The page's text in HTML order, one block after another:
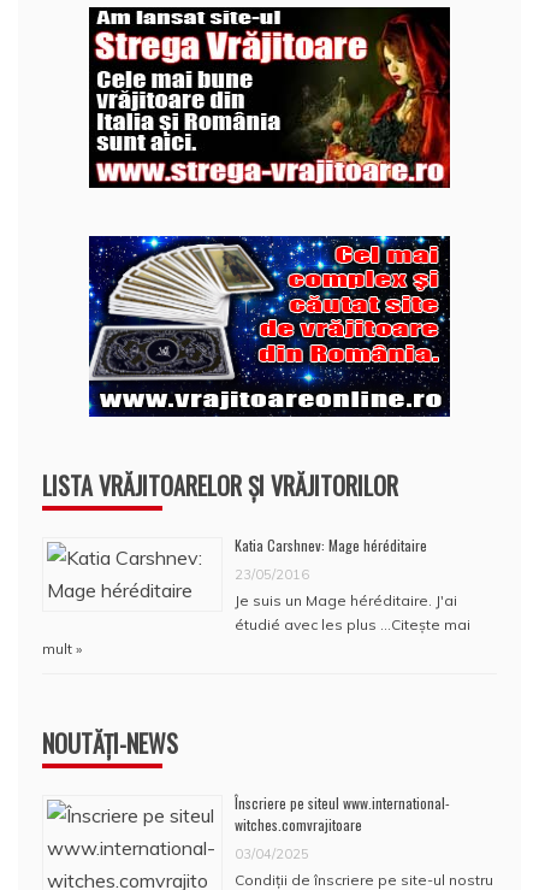
LISTA VRĂJITOARELOR ȘI VRĂJITORILOR
Katia Carshnev: Mage héréditaire
23/05/2016
Je suis un Mage héréditaire. J'ai
étudié avec les plus … Citește mai
mult »
NOUTĂȚI-NEWS
Înscriere pe siteul www.international-
witches.comvrajitoare
03/04/2025
Condiţii de înscriere pe site-ul nostru